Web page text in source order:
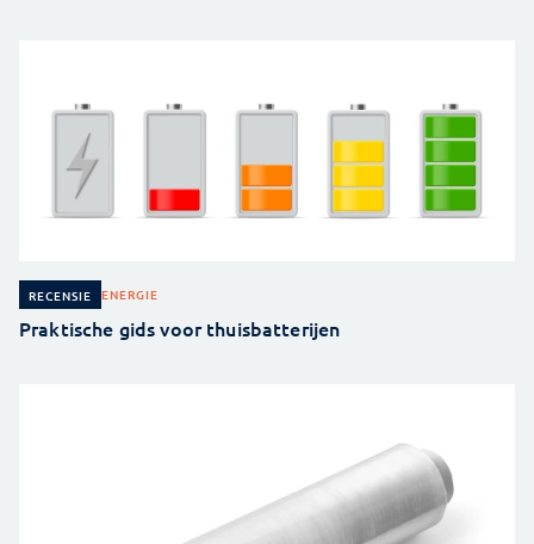
RECENSIE ENERGIE
Praktische gids voor thuisbatterijen